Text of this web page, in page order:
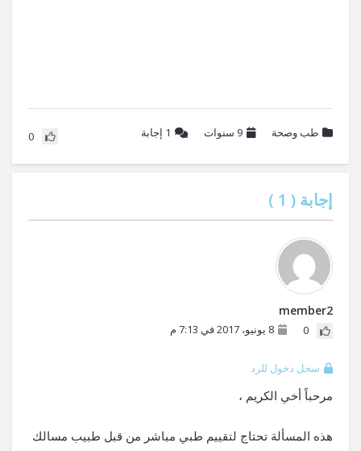
طب وصحة 9 سنوات 1 إجابة 0
إجابة ( 1
)
member2
0 8 يونيو، 2017 في 7:13 م
سجل دخول للرد
مرحباً أخي الكريم ،
هذه المسألة تحتاج لتقييم طبي مباشر من قبل طبيب مسالك